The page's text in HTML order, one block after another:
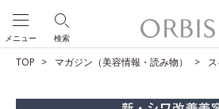
検索
メニュー
TOP マガジン（美容情報・読み物）